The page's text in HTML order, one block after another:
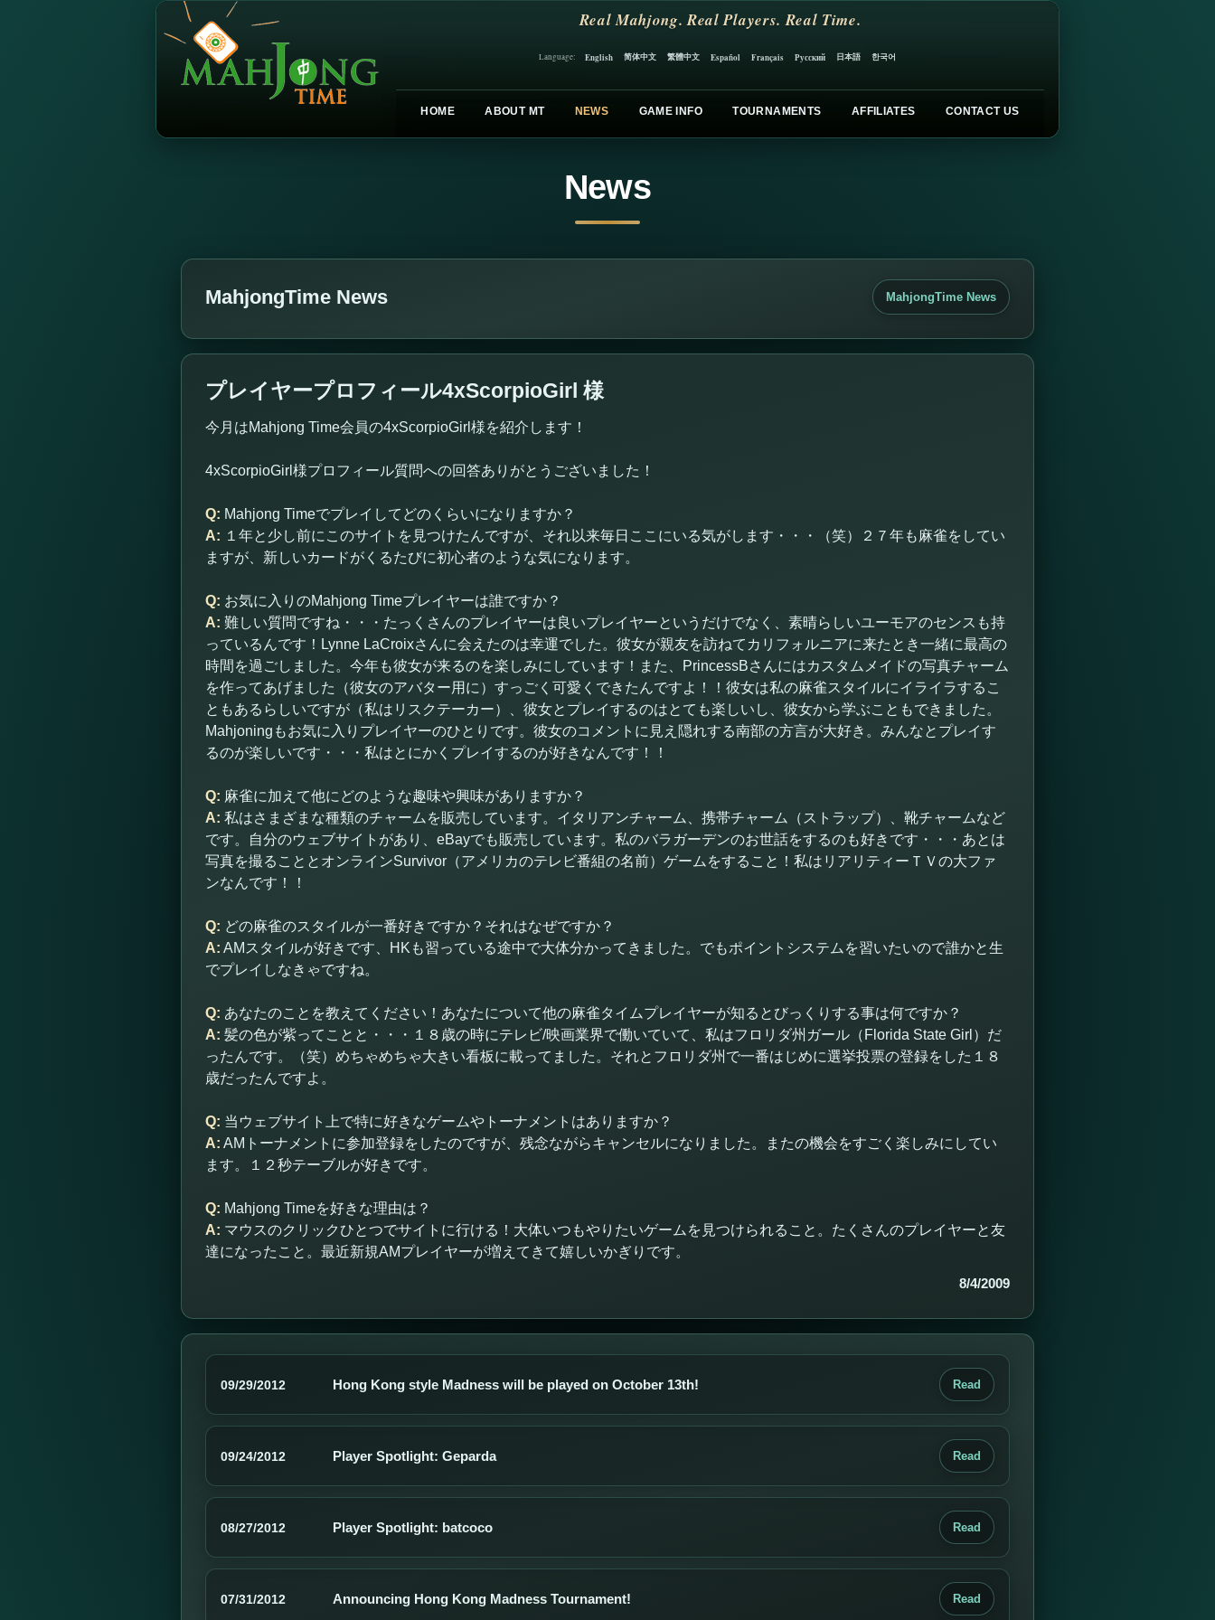
Real Mahjong. Real Players. Real Time.
Language: English 简体中文 繁體中文 Español Français Русский 日本語 한국어
HOME ABOUT MT NEWS GAME INFO TOURNAMENTS AFFILIATES CONTACT US
News
MahjongTime News MahjongTime News
プレイヤープロフィール4xScorpioGirl 様
今月はMahjong Time会員の4xScorpioGirl様を紹介します！
4xScorpioGirl様プロフィール質問への回答ありがとうございました！
Q: Mahjong Timeでプレイしてどのくらいになりますか？
A: １年と少し前にこのサイトを見つけたんですが、それ以来毎日ここにいる気がします・・・（笑）２７年も麻雀をしてい
ますが、新しいカードがくるたびに初心者のような気になります。
Q: お気に入りのMahjong Timeプレイヤーは誰ですか？
A: 難しい質問ですね・・・たっくさんのプレイヤーは良いプレイヤーというだけでなく、素晴らしいユーモアのセンスも持
っているんです！Lynne LaCroixさんに会えたのは幸運でした。彼女が親友を訪ねてカリフォルニアに来たとき一緒に最高の
時間を過ごしました。今年も彼女が来るのを楽しみにしています！また、PrincessBさんにはカスタムメイドの写真チャーム
を作ってあげました（彼女のアバター用に）すっごく可愛くできたんですよ！！彼女は私の麻雀スタイルにイライラするこ
ともあるらしいですが（私はリスクテーカー）、彼女とプレイするのはとても楽しいし、彼女から学ぶこともできました。
Mahjoningもお気に入りプレイヤーのひとりです。彼女のコメントに見え隠れする南部の方言が大好き。みんなとプレイす
るのが楽しいです・・・私はとにかくプレイするのが好きなんです！！
Q: 麻雀に加えて他にどのような趣味や興味がありますか？
A: 私はさまざまな種類のチャームを販売しています。イタリアンチャーム、携帯チャーム（ストラップ）、靴チャームなど
です。自分のウェブサイトがあり、eBayでも販売しています。私のバラガーデンのお世話をするのも好きです・・・あとは
写真を撮ることとオンラインSurvivor（アメリカのテレビ番組の名前）ゲームをすること！私はリアリティーＴＶの大ファ
ンなんです！！
Q: どの麻雀のスタイルが一番好きですか？それはなぜですか？
A: AMスタイルが好きです、HKも習っている途中で大体分かってきました。でもポイントシステムを習いたいので誰かと生
でプレイしなきゃですね。
Q: あなたのことを教えてください！あなたについて他の麻雀タイムプレイヤーが知るとびっくりする事は何ですか？
A: 髪の色が紫ってことと・・・１８歳の時にテレビ/映画業界で働いていて、私はフロリダ州ガール（Florida State Girl）だ
ったんです。（笑）めちゃめちゃ大きい看板に載ってました。それとフロリダ州で一番はじめに選挙投票の登録をした１８
歳だったんですよ。
Q: 当ウェブサイト上で特に好きなゲームやトーナメントはありますか？
A: AMトーナメントに参加登録をしたのですが、残念ながらキャンセルになりました。またの機会をすごく楽しみにしてい
ます。１２秒テーブルが好きです。
Q: Mahjong Timeを好きな理由は？
A: マウスのクリックひとつでサイトに行ける！大体いつもやりたいゲームを見つけられること。たくさんのプレイヤーと友
達になったこと。最近新規AMプレイヤーが増えてきて嬉しいかぎりです。
8/4/2009
09/29/2012 Hong Kong style Madness will be played on October 13th! Read
09/24/2012 Player Spotlight: Geparda Read
08/27/2012 Player Spotlight: batcoco Read
07/31/2012 Announcing Hong Kong Madness Tournament! Read